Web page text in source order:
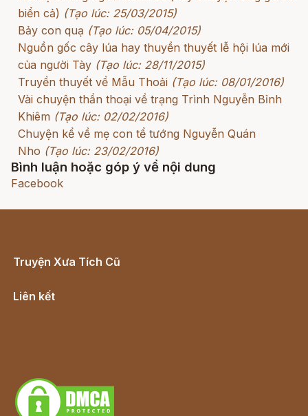
biển cả) (Tạo lúc: 25/03/2015)
Bảy con quạ (Tạo lúc: 05/04/2015)
Nguồn gốc cây lúa hay thuyền thuyết lễ hội lúa mới
của người Tày (Tạo lúc: 28/11/2015)
Truyền thuyết về Mẫu Thoải (Tạo lúc: 08/01/2016)
Vài chuyện thần thoại về trạng Trình Nguyễn Bỉnh
Khiêm (Tạo lúc: 02/02/2016)
Chuyện kể về mẹ con tể tướng Nguyễn Quán
Nho (Tạo lúc: 23/02/2016)
Bình luận hoặc góp ý về nội dung
Facebook
Truyện Xưa Tích Cũ
Liên kết